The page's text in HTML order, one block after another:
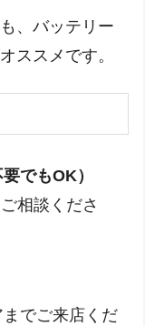
、バッテリー
ススメです。
でもOK）
相談くださ
でご来店くだ